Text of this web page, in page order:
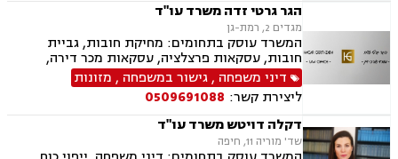
הגר גרטי זדה משרד עו"ד
מגדים 2, רמת-גן
המשרד עוסק בתחומים: מחיקת חובות, גביית
חובות, עסקאות פרצלציה, עסקאות מכר דירה,
הסכמי ממון, ייפוי כוח מתמשך, ירושות וצוואות,
אפוטרופסות, גישור במשפחה, גירושין, מקרקעין,
הוצאה לפועל, אימוץ, הורות חד מינית, מזונות,
משמורת, נישואים אזרחיים, חלוקת רכוש, תיאום
הורי, זמני שהות, אומנה, ניכור הורי, עסקאות מתנה,
ידועים בציבור, פינוי מושכר, צווארון לבן, הלבנת הון,
דיני משפחה ,גישור במשפחה , מזונות
ליצירת קשר: 0509691088
דקלה דויטש משרד עו"ד
שד' מוריה 11, חיפה